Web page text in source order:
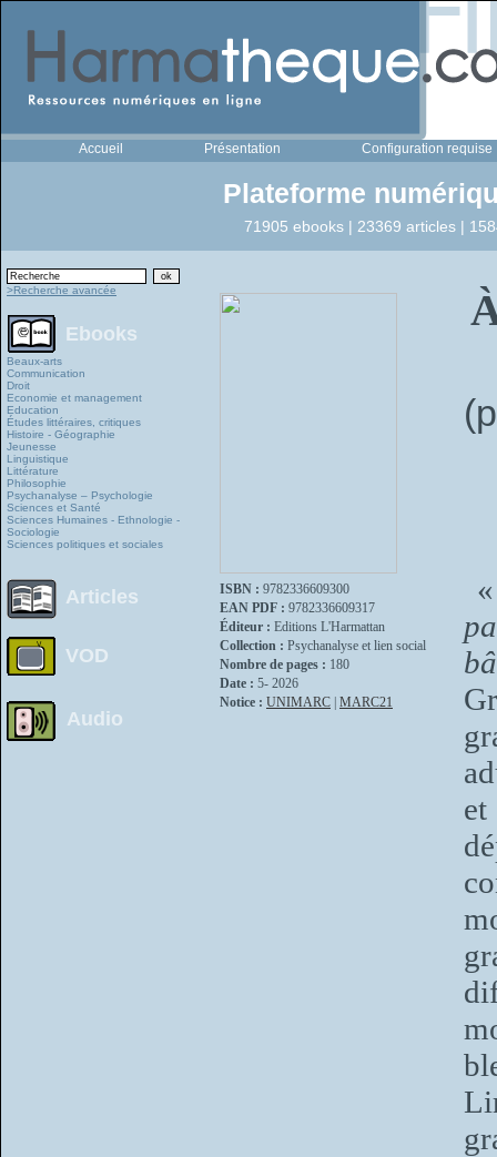
Accueil Présentation Configuration requise
Plateforme
71905 ebooks | 23369 articles |
>Recherche avancée
Ebooks
Beaux-arts
Communication
Droit
Economie et management
Education
Études littéraires, critiques
Histoire - Géographie
Jeunesse
Linguistique
Littérature
Philosophie
Psychanalyse – Psychologie
Sciences et Santé
Sciences Humaines - Ethnologie -
Sociologie
Sciences politiques et sociales
Articles
VOD
Audio
ISBN : 9782336609300
EAN PDF : 9782336609317
Éditeur : Editions L'Harmattan
Collection : Psychanalyse et lien social
Nombre de pages : 180
Date : 5- 2026
Notice : UNIMARC MARC21
et